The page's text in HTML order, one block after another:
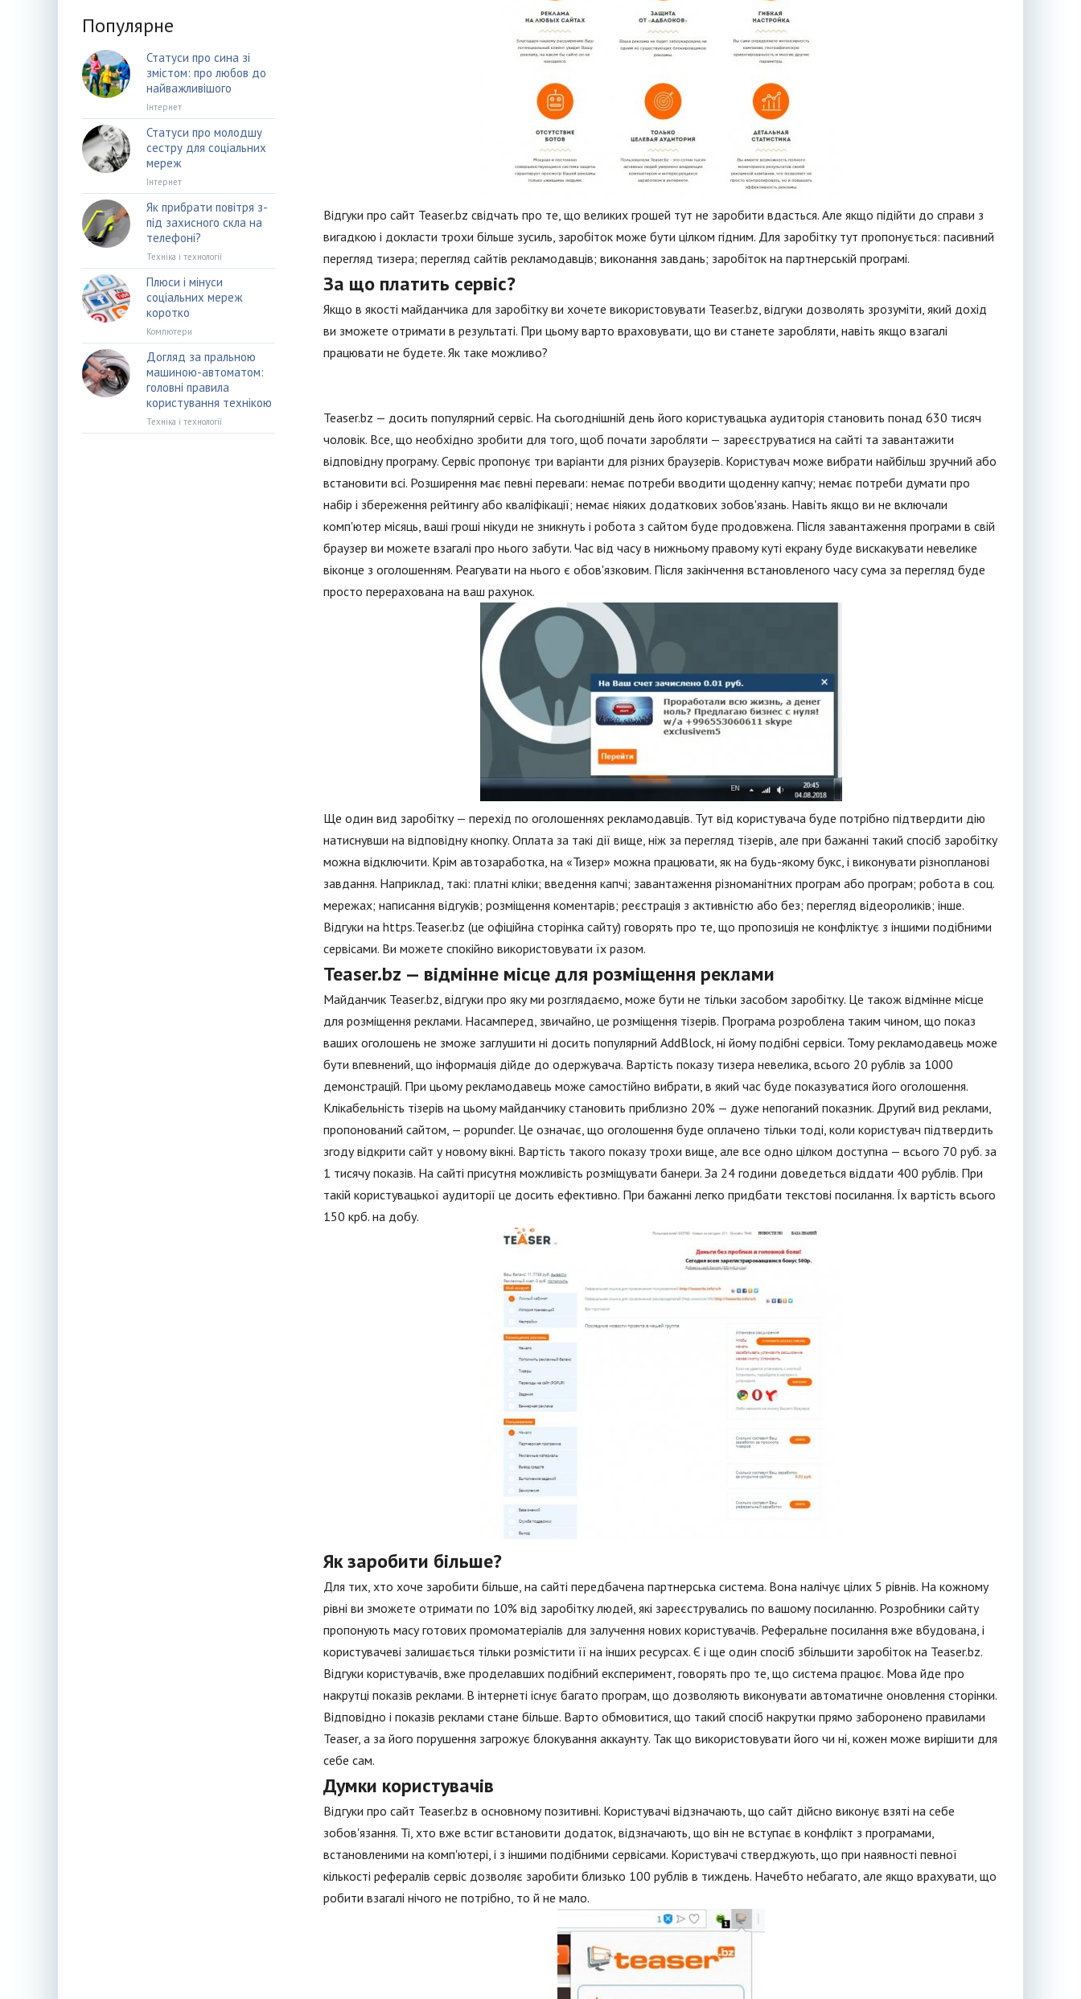
Відгуки про сайт Teaser.bz свідчать про те, що великих грошей тут не заробити вдасться. Але якщо підійти до справи з
вигадкою і докласти трохи більше зусиль, заробіток може бути цілком гідним. Для заробітку тут пропонується: пасивний
перегляд тизера; перегляд сайтів рекламодавців; виконання завдань; заробіток на партнерській програмі.
За що платить сервіс?
Якщо в якості майданчика для заробітку ви хочете використовувати Teaser.bz, відгуки дозволять зрозуміти, який дохід
ви зможете отримати в результаті. При цьому варто враховувати, що ви станете заробляти, навіть якщо взагалі
працювати не будете. Як таке можливо?
Teaser.bz — досить популярний сервіс. На сьогоднішній день його користувацька аудиторія становить понад 630 тисяч
чоловік. Все, що необхідно зробити для того, щоб почати заробляти — зареєструватися на сайті та завантажити
відповідну програму. Сервіс пропонує три варіанти для різних браузерів. Користувач може вибрати найбільш зручний або
встановити всі. Розширення має певні переваги: немає потреби вводити щоденну капчу; немає потреби думати про
набір і збереження рейтингу або кваліфікації; немає ніяких додаткових зобов'язань. Навіть якщо ви не включали
комп'ютер місяць, ваші гроші нікуди не зникнуть і робота з сайтом буде продовжена. Після завантаження програми в свій
браузер ви можете взагалі про нього забути. Час від часу в нижньому правому куті екрану буде вискакувати невелике
віконце з оголошенням. Реагувати на нього є обов'язковим. Після закінчення встановленого часу сума за перегляд буде
просто перерахована на ваш рахунок.
Ще один вид заробітку — перехід по оголошеннях рекламодавців. Тут від користувача буде потрібно підтвердити дію
натиснувши на відповідну кнопку. Оплата за такі дії вище, ніж за перегляд тізерів, але при бажанні такий спосіб заробітку
можна відключити. Крім автозаработка, на «Тизер» можна працювати, як на будь-якому букс, і виконувати різнопланові
завдання. Наприклад, такі: платні кліки; введення капчі; завантаження різноманітних програм або програм; робота в соц.
мережах; написання відгуків; розміщення коментарів; реєстрація з активністю або без; перегляд відеороликів; інше.
Відгуки на https.Teaser.bz (це офіційна сторінка сайту) говорять про те, що пропозиція не конфліктує з іншими подібними
сервісами. Ви можете спокійно використовувати їх разом.
Teaser.bz — відмінне місце для розміщення реклами
Майданчик Teaser.bz, відгуки про яку ми розглядаємо, може бути не тільки засобом заробітку. Це також відмінне місце
для розміщення реклами. Насамперед, звичайно, це розміщення тізерів. Програма розроблена таким чином, що показ
ваших оголошень не зможе заглушити ні досить популярний AddBlock, ні йому подібні сервіси. Тому рекламодавець може
бути впевнений, що інформація дійде до одержувача. Вартість показу тизера невелика, всього 20 рублів за 1000
демонстрацій. При цьому рекламодавець може самостійно вибрати, в який час буде показуватися його оголошення.
Клікабельність тізерів на цьому майданчику становить приблизно 20% — дуже непоганий показник. Другий вид реклами,
пропонований сайтом, — popunder. Це означає, що оголошення буде оплачено тільки тоді, коли користувач підтвердить
згоду відкрити сайт у новому вікні. Вартість такого показу трохи вище, але все одно цілком доступна — всього 70 руб. за
1 тисячу показів. На сайті присутня можливість розміщувати банери. За 24 години доведеться віддати 400 рублів. При
такій користувацької аудиторії це досить ефективно. При бажанні легко придбати текстові посилання. Їх вартість всього
150 крб. на добу.
Як заробити більше?
Для тих, хто хоче заробити більше, на сайті передбачена партнерська система. Вона налічує цілих 5 рівнів. На кожному
рівні ви зможете отримати по 10% від заробітку людей, які зареєструвались по вашому посиланню. Розробники сайту
пропонують масу готових промоматеріалів для залучення нових користувачів. Реферальне посилання вже вбудована, і
користувачеві залишається тільки розмістити її на інших ресурсах. Є і ще один спосіб збільшити заробіток на Teaser.bz.
Відгуки користувачів, вже проделавших подібний експеримент, говорять про те, що система працює. Мова йде про
накрутці показів реклами. В інтернеті існує багато програм, що дозволяють виконувати автоматичне оновлення сторінки.
Відповідно і показів реклами стане більше. Варто обмовитися, що такий спосіб накрутки прямо заборонено правилами
Teaser, а за його порушення загрожує блокування аккаунту. Так що використовувати його чи ні, кожен може вирішити для
себе сам.
Думки користувачів
Відгуки про сайт Teaser.bz в основному позитивні. Користувачі відзначають, що сайт дійсно виконує взяті на себе
зобов'язання. Ті, хто вже встиг встановити додаток, відзначають, що він не вступає в конфлікт з програмами,
встановленими на комп'ютері, і з іншими подібними сервісами. Користувачі стверджують, що при наявності певної
кількості рефералів сервіс дозволяє заробити близько 100 рублів в тиждень. Начебто небагато, але якщо врахувати, що
робити взагалі нічого не потрібно, то й не мало.
Популярне
Статуси про сина зі
змістом: про любов до
найважливішого
Інтернет
Статуси про молодшу
сестру для соціальних
мереж
Інтернет
Як прибрати повітря з-
під захисного скла на
телефоні?
Техніка і технології
Плюси і мінуси
соціальних мереж
коротко
Компютери
Догляд за пральною
машиною-автоматом:
головні правила
користування технікою
Техніка і технології